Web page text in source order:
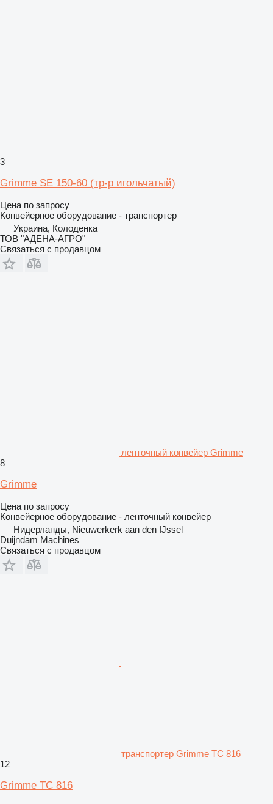
3
Grimme SE 150-60 (тр-р игольчатый)
Цена по запросу
Конвейерное оборудование - транспортер
Украина, Колоденка
ТОВ "АДЕНА-АГРО"
Связаться с продавцом
ленточный конвейер Grimme
8
Grimme
Цена по запросу
Конвейерное оборудование - ленточный конвейер
Нидерланды, Nieuwerkerk aan den IJssel
Duijndam Machines
Связаться с продавцом
транспортер Grimme TC 816
12
Grimme TC 816